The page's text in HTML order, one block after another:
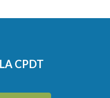
CPDT